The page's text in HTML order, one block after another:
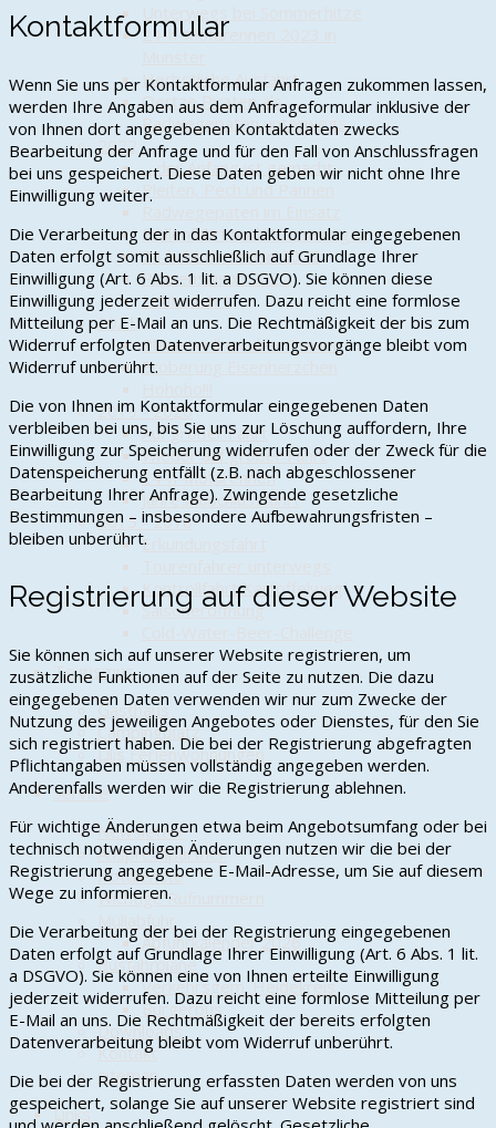
Unterwegs bei Sommerhitze
24-h-Mofarennen 2023 in
Herbstliche Ausfahrt
Oertze Piraten als
Radwegepaten unterwegs
2022
... der Anfang ist gemacht
Pleiten, Pech und Pannen
Höllenfahrt nach Hösseringen
24-h-Mofarennen 2022
Piratensaison 2022
Lichterfahrt
2021
Blaue Wolken über Trauen
Eroberung Eisenherzchen
2019 - 2020
Auf großer Fahrt
Wieder auf großer Fahrt
24-h-Mofarennen
Jahresabschlussfahrt
2015 - 2018
Erkundungsfahrt
Kontrollfahrt Kartoffelweg
Saisoneröffnung
Tourismus
Gasthaus
Campingplatz
Lilis Ferienwohnungen
Service
Newsletter
Ansprechpartner
Notdienste
Wichtige Rufnummern
Müllabfuhr
Abfuhrkalender 2026
Busfahrpläne
Verkehrsgem. Heidekreis
Bürgerbus
Downloads
Kontakt
sitemap
Links
Kontaktformular
Wenn Sie uns per Kontaktformular Anfragen zukommen lassen,
werden Ihre Angaben aus dem Anfrageformular inklusive der
von Ihnen dort angegebenen Kontaktdaten zwecks
Bearbeitung der Anfrage und für den Fall von Anschlussfragen
bei uns gespeichert. Diese Daten geben wir nicht ohne Ihre
Einwilligung weiter.
Die Verarbeitung der in das Kontaktformular eingegebenen
Daten erfolgt somit ausschließlich auf Grundlage Ihrer
Einwilligung (Art. 6 Abs. 1 lit. a DSGVO). Sie können diese
Einwilligung jederzeit widerrufen. Dazu reicht eine formlose
Mitteilung per E-Mail an uns. Die Rechtmäßigkeit der bis zum
Widerruf erfolgten Datenverarbeitungsvorgänge bleibt vom
Widerruf unberührt.
Die von Ihnen im Kontaktformular eingegebenen Daten
verbleiben bei uns, bis Sie uns zur Löschung auffordern, Ihre
Einwilligung zur Speicherung widerrufen oder der Zweck für die
Datenspeicherung entfällt (z.B. nach abgeschlossener
Bearbeitung Ihrer Anfrage). Zwingende gesetzliche
Bestimmungen – insbesondere Aufbewahrungsfristen –
bleiben unberührt.
Registrierung auf dieser Website
Sie können sich auf unserer Website registrieren, um
zusätzliche Funktionen auf der Seite zu nutzen. Die dazu
eingegebenen Daten verwenden wir nur zum Zwecke der
Nutzung des jeweiligen Angebotes oder Dienstes, für den Sie
sich registriert haben. Die bei der Registrierung abgefragten
Pflichtangaben müssen vollständig angegeben werden.
Anderenfalls werden wir die Registrierung ablehnen.
Für wichtige Änderungen etwa beim Angebotsumfang oder bei
technisch notwendigen Änderungen nutzen wir die bei der
Registrierung angegebene E-Mail-Adresse, um Sie auf diesem
Wege zu informieren.
Die Verarbeitung der bei der Registrierung eingegebenen
Daten erfolgt auf Grundlage Ihrer Einwilligung (Art. 6 Abs. 1 lit.
a DSGVO). Sie können eine von Ihnen erteilte Einwilligung
jederzeit widerrufen. Dazu reicht eine formlose Mitteilung per
E-Mail an uns. Die Rechtmäßigkeit der bereits erfolgten
Datenverarbeitung bleibt vom Widerruf unberührt.
Die bei der Registrierung erfassten Daten werden von uns
gespeichert, solange Sie auf unserer Website registriert sind